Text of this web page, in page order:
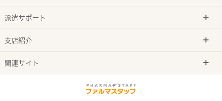
派遣サポート
支店紹介
関連サイト